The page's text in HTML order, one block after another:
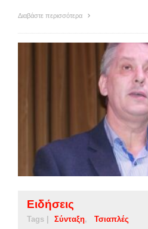
Διαβάστε περισσότερα
Ειδήσεις
Tags | Σύνταξη Τσιαπλές